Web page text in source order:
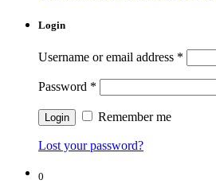
Login
Username or email address *
Password *
Remember me
Lost your password?
0